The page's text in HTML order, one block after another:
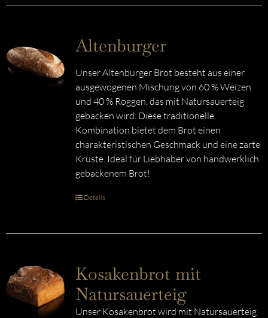
Altenburger
Unser Altenburger Brot besteht aus einer
ausgewogenen Mischung von 60 % Weizen
und 40 % Roggen, das mit Natursauerteig
gebacken wird. Diese traditionelle
Kombination bietet dem Brot einen
charakteristischen Geschmack und eine zarte
Kruste. Ideal für Liebhaber von handwerklich
gebackenem Brot!
Details
Kosakenbrot mit
Natursauerteig
Unser Kosakenbrot wird mit Natursauerteig